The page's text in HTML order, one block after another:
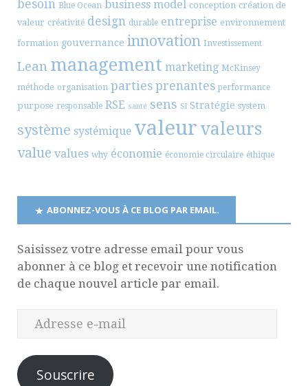
besoin Blue Ocean business model conception création de
valeur créativité design durable entreprise environnement
formation gouvernance innovation Investissement
Lean management marketing McKinsey
méthode organisation parties prenantes performance
purpose responsable RSE santé sens SI Stratégie system
système systémique valeur valeurs
value values why économie économie circulaire éthique
ABONNEZ-VOUS À CE BLOG PAR EMAIL.
Saisissez votre adresse email pour vous
abonner à ce blog et recevoir une notification
de chaque nouvel article par email.
Souscrire